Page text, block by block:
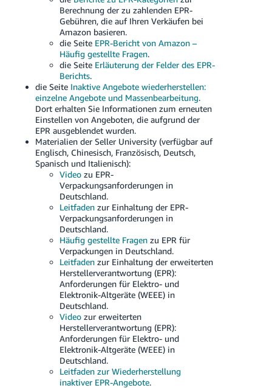
Berechnung der zu zahlenden EPR-
Gebühren, die auf Ihren Verkäufen bei
Amazon basieren.
die Seite EPR-Bericht von Amazon –
Häufig gestellte Fragen.
die Seite Erläuterung der Felder des EPR-
Berichts.
die Seite Inaktive Angebote wiederherstellen:
einzelne Angebote und Massenbearbeitung.
Dort erhalten Sie Informationen zum erneuten
Einstellen von Angeboten, die aufgrund der
EPR ausgeblendet wurden.
Materialien der Seller University (verfügbar auf
Englisch, Chinesisch, Französisch, Deutsch,
Spanisch und Italienisch):
Videozu EPR-
Verpackungsanforderungen in
Deutschland.
Leitfadenzur Einhaltung der EPR-
Verpackungsanforderungen in
Deutschland.
Häufig gestellte Fragenzu EPR für
Verpackungen in Deutschland.
Leitfadenzur Einhaltung der erweiterten
Herstellerverantwortung (EPR):
Anforderungen für Elektro- und
Elektronik-Altgeräte (WEEE) in
Deutschland.
Videozur erweiterten
Herstellerverantwortung (EPR):
Anforderungen für Elektro- und
Elektronik-Altgeräte (WEEE) in
Deutschland.
Leitfaden zur Wiederherstellung
inaktiver EPR-Angebote.